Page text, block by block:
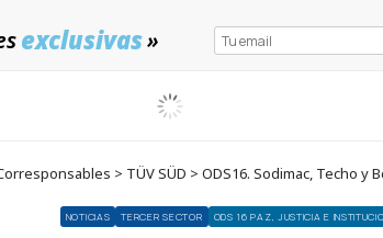
exclusivas»
> TÜV SÜD > ODS16. Sodimac, Techo
NOTICIAS TERCER SECTOR ODS 16 PAZ, JUSTICIA E